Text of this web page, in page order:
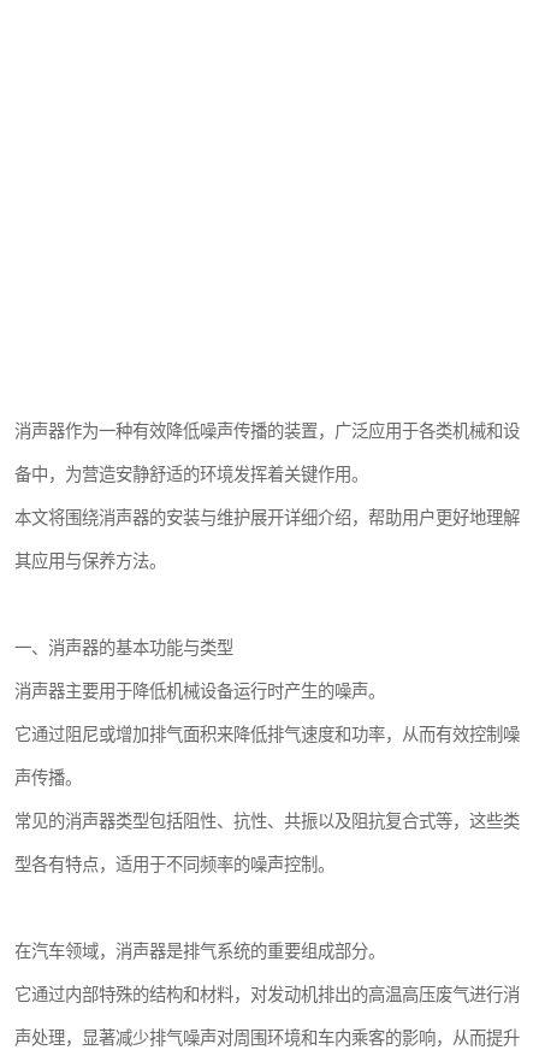
消声器作为一种有效降低噪声传播的装置，广泛应用于各类机械和设
备中，为营造安静舒适的环境发挥着关键作用。
本文将围绕消声器的安装与维护展开详细介绍，帮助用户更好地理解
其应用与保养方法。
一、消声器的基本功能与类型
消声器主要用于降低机械设备运行时产生的噪声。
它通过阻尼或增加排气面积来降低排气速度和功率，从而有效控制噪
声传播。
常见的消声器类型包括阻性、抗性、共振以及阻抗复合式等，这些类
型各有特点，适用于不同频率的噪声控制。
在汽车领域，消声器是排气系统的重要组成部分。
它通过内部特殊的结构和材料，对发动机排出的高温高压废气进行消
声处理，显著减少排气噪声对周围环境和车内乘客的影响，从而提升